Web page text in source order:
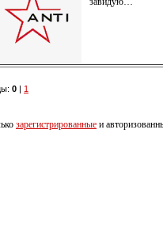
0 | 1
зарегистрированные и